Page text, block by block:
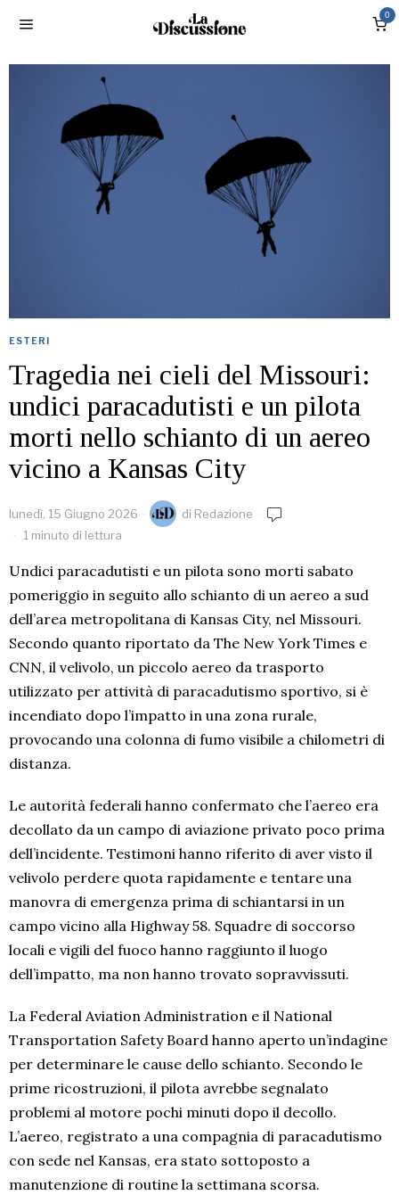
0
ESTERI
Tragedia nei cieli del Missouri:
undici paracadutisti e un pilota
morti nello schianto di un aereo
vicino a Kansas City
lunedì, 15 Giugno 2026 di Redazione
1 minuto di lettura
Undici paracadutisti e un pilota sono morti sabato
pomeriggio in seguito allo schianto di un aereo a sud
dell’area metropolitana di Kansas City, nel Missouri.
Secondo quanto riportato da The New York Times e
CNN, il velivolo, un piccolo aereo da trasporto
utilizzato per attività di paracadutismo sportivo, si è
incendiato dopo l’impatto in una zona rurale,
provocando una colonna di fumo visibile a chilometri di
distanza.
Le autorità federali hanno confermato che l’aereo era
decollato da un campo di aviazione privato poco prima
dell’incidente. Testimoni hanno riferito di aver visto il
velivolo perdere quota rapidamente e tentare una
manovra di emergenza prima di schiantarsi in un
campo vicino alla Highway 58. Squadre di soccorso
locali e vigili del fuoco hanno raggiunto il luogo
dell’impatto, ma non hanno trovato sopravvissuti.
La Federal Aviation Administration e il National
Transportation Safety Board hanno aperto un’indagine
per determinare le cause dello schianto. Secondo le
prime ricostruzioni, il pilota avrebbe segnalato
problemi al motore pochi minuti dopo il decollo.
L’aereo, registrato a una compagnia di paracadutismo
con sede nel Kansas, era stato sottoposto a
manutenzione di routine la settimana scorsa.